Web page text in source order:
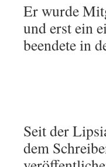
Er wurde
und erst ein
beendete in
Seit der
dem